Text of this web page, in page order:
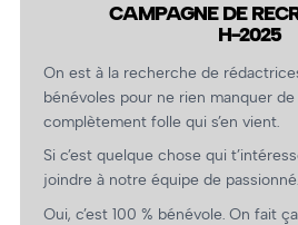
CAMPAGNE DE
H-2025
On est à la recherche de
bénévoles pour ne rien manquer de
complètement folle qui s’en vient.
Si c’est quelque chose qui
joindre à notre équipe de
Oui, c’est 100 % bénévole. On fait